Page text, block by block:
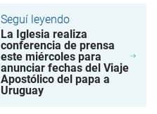
Seguí leyendo
La Iglesia realiza
conferencia de prensa
este miércoles para
anunciar fechas del Viaje
Apostólico del papa a
Uruguay